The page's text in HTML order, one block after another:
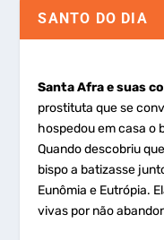
SANTO DO DIA
Santa Afra e suas
prostituta que se
hospedou em casa o
Quando descobriu
bispo a batizasse
Eunômia e Eutrópia.
vivas por não